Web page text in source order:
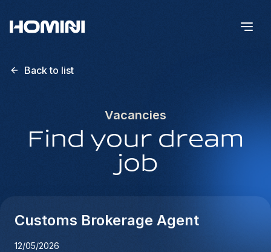
Back to list
Vacancies
Find your dream
job
Customs Brokerage Agent
12/05/2026